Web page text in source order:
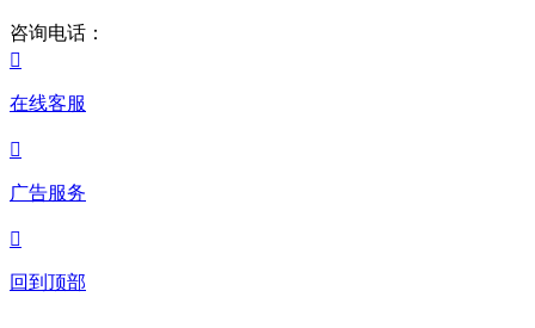
咨询电话：

在线客服

广告服务

回到顶部